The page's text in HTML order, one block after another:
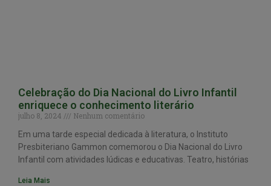
Celebração do Dia Nacional do Livro Infantil
enriquece o conhecimento literário
julho 8, 2024
Nenhum comentário
Em uma tarde especial dedicada à literatura, o Instituto
Presbiteriano Gammon comemorou o Dia Nacional do Livro
Infantil com atividades lúdicas e educativas. Teatro, histórias
Leia Mais